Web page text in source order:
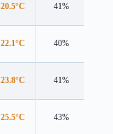
20.5°C 41%
22.1°C 40%
23.8°C 41%
25.5°C 43%